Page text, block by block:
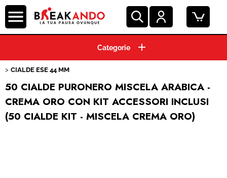
HOME
GRANI E MACINATO
CIALDE ESE 44 MM
50 CIALDE PURONERO MISCELA ARABICA -
CREMA ORO CON KIT ACCESSORI INCLUSI
(50 CIALDE KIT - MISCELA CREMA ORO)